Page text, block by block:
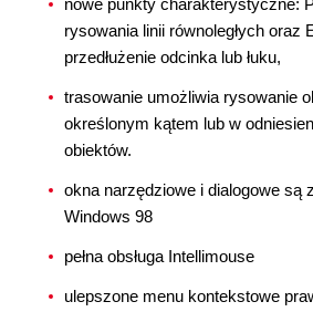
nowe punkty charakterystyczne:
rysowania linii równoległych oraz
przedłużenie odcinka lub łuku,
trasowanie umożliwia rysowanie
określonym kątem lub w
obiektów.
okna narzędziowe i dialogowe są
Windows 98
pełna obsługa Intellimouse
ulepszone menu kontekstowe